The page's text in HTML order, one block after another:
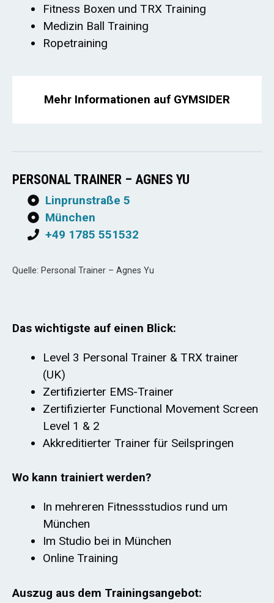
Fitness Boxen und TRX Training
Medizin Ball Training
Ropetraining
Mehr Informationen auf GYMSIDER
PERSONAL TRAINER – AGNES YU
Linprunstraße 5
München
+49 1785 551532
Quelle: Personal Trainer – Agnes Yu
Das wichtigste auf einen Blick:
Level 3 Personal Trainer & TRX trainer
(UK)
Zertifizierter EMS-Trainer
Zertifizierter Functional Movement Screen
Level 1 & 2
Akkreditierter Trainer für Seilspringen
Wo kann trainiert werden?
In mehreren Fitnessstudios rund um
München
Im Studio bei in München
Online Training
Auszug aus dem Trainingsangebot: